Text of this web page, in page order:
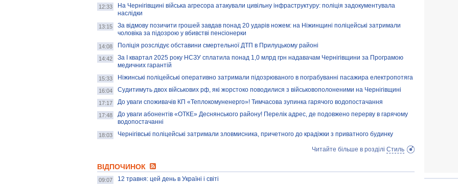
12:33
На Чернігівщині війська агресора атакували цивільну інфраструктуру: поліція задокументувала
наслідки
13:15
За відмову позичити грошей завдав понад 20 ударів ножем: на Ніжинщині поліцейські затримали
чоловіка за підозрою у вбивстві пенсіонерки
14:08 Поліція розслідує обставини смертельної ДТП в Прилуцькому районі
14:42
За I квартал 2025 року НСЗУ сплатила понад 1,0 млрд грн надавачам Чернігівщини за Програмою
медичних гарантій
15:33 Ніжинські поліцейські оперативно затримали підозрюваного в пограбуванні пасажира електропотяга
16:04 Судитимуть двох військових рф, які жорстоко поводилися з військовополоненими на Чернігівщині
17:17 До уваги споживачів КП «Теплокомуненерго»! Тимчасова зупинка гарячого водопостачання
17:48
До уваги абонентів «ОТКЕ» Деснянського району! Перелік адрес, де подовжено перерву в гарячому
водопостачанні
18:03 Чернігівські поліцейські затримали зловмисника, причетного до крадіжки з приватного будинку
Читайте більше в розділі Стиль
ВІДПОЧИНОК
09:07 12 травня: цей день в Україні і світі